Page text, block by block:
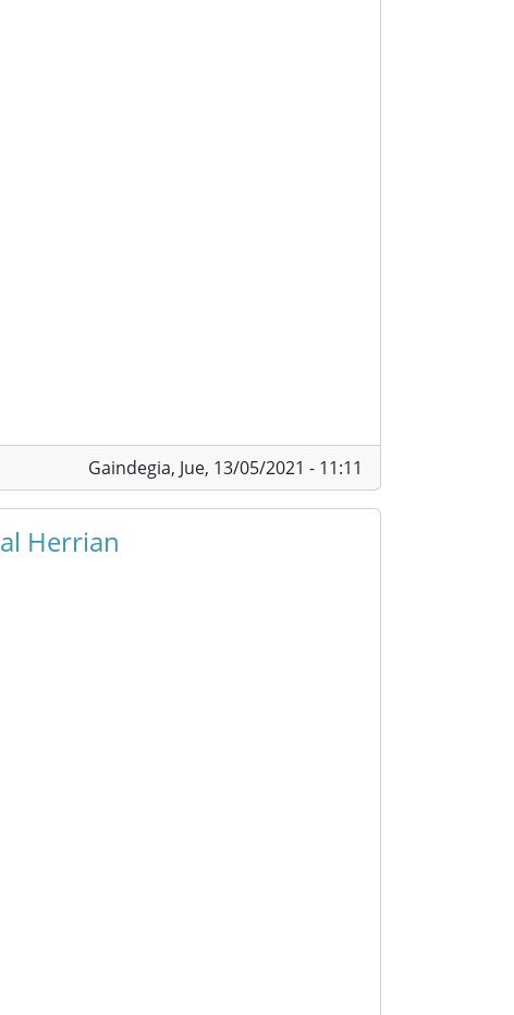
Gaindegia, Jue, 13/05/2021 - 11:11
Herrian